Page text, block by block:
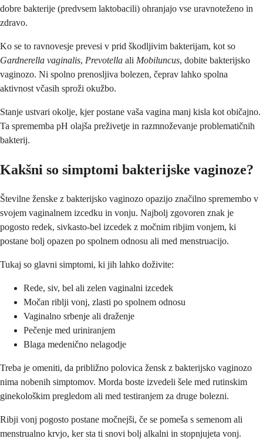
dobre bakterije (predvsem laktobacili) ohranjajo vse uravnoteženo in
zdravo.
Ko se to ravnovesje prevesi v prid škodljivim bakterijam, kot so
Gardnerella vaginalis, Prevotella ali Mobiluncus, dobite bakterijsko
vaginozo. Ni spolno prenosljiva bolezen, čeprav lahko spolna
aktivnost včasih sproži okužbo.
Stanje ustvari okolje, kjer postane vaša vagina manj kisla kot običajno.
Ta sprememba pH olajša preživetje in razmnoževanje problematičnih
bakterij.
Kakšni so simptomi bakterijske vaginoze?
Številne ženske z bakterijsko vaginozo opazijo značilno spremembo v
svojem vaginalnem izcedku in vonju. Najbolj zgovoren znak je
pogosto redek, sivkasto-bel izcedek z močnim ribjim vonjem, ki
postane bolj opazen po spolnem odnosu ali med menstruacijo.
Tukaj so glavni simptomi, ki jih lahko doživite:
Rede, siv, bel ali zelen vaginalni izcedek
Močan riblji vonj, zlasti po spolnem odnosu
Vaginalno srbenje ali draženje
Pečenje med uriniranjem
Blaga medenično nelagodje
Treba je omeniti, da približno polovica žensk z bakterijsko vaginozo
nima nobenih simptomov. Morda boste izvedeli šele med rutinskim
ginekološkim pregledom ali med testiranjem za druge bolezni.
Ribji vonj pogosto postane močnejši, če se pomeša s semenom ali
menstrualno krvjo, ker sta ti snovi bolj alkalni in stopnjujeta vonj.